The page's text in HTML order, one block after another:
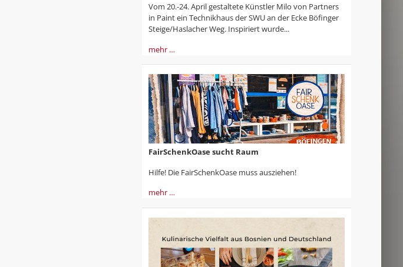
Vom 20.-24. April gestaltete Künstler Milo von Partners
in Paint ein Technikhaus der SWU an der Ecke Böfinger
Steige/Haslacher Weg. Inspiriert wurde...
mehr …
FairSchenkOase sucht Raum
Hilfe! Die FairSchenkOase muss ausziehen!
mehr …